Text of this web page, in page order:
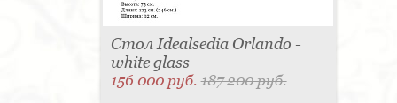
Стол Idealsedia Orlando -
white glass
156 000 руб.187 200 руб.